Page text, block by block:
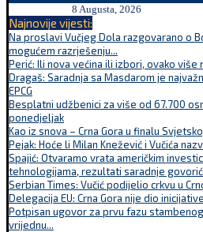
8 Augusta, 2026
Najnovije vijesti:
Na proslavi Vučjeg Dola razgovarano o
mogućem razrješenju...
Perić: Ili nova većina ili izbori, ovako više
Dragaš: Saradnja sa Masdarom je
EPCG
Besplatni udžbenici za više od 67.700
ponedjeljak
Kao iz snova – Crna Gora u finalu
Pejak: Hoće li Milan Knežević i Vučića
Spajić: Otvaramo vrata američkim
tehnologijama, rezultati saradnje
Serbian Times: Vučić podijelio crkvu u
Delegacija EU: Crna Gora nije dio
Potpisan ugovor za prvu fazu
vrijednu...